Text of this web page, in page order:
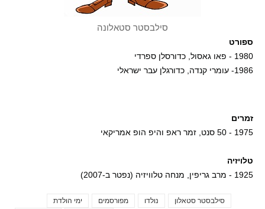
סילבסטר סטאלונה
ספורט
1980 - פאו גאסול, כדורסלן ספרדי
1986- עומרי קנדה, כדורגלן עבר ישראלי
זמרים
1975 - 50 סנט, זמר ראפ והיפ הופ אמריקאי
טלויזיה
1925 - מרב גריפין, מנחה טלוויזיה (נפטר ב-2007)
ימי הולדת מפורסמים נולדו
סילבסטר סטאלון